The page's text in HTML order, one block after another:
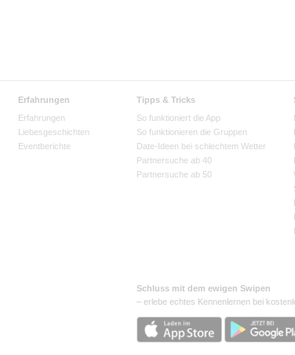
Erfahrungen
Erfahrungen
Liebesgeschichten
Eventberichte
Tipps & Tricks
So funktioniert die App
So funktionieren die Gruppen
Date-Ideen bei schlechtem Wetter
Partnersuche ab 40
Partnersuche ab 50
Schluss mit dem ewigen Swipen
– erlebe echtes Kennenlernen bei